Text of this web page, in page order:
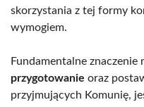
skorzystania z tej formy
wymogiem.
Fundamentalne znaczenie
przygotowanie oraz
przyjmujących Komunię,